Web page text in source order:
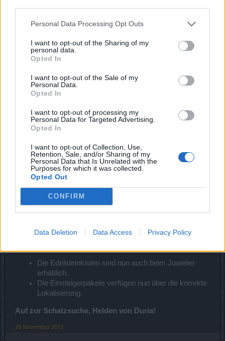
Personal Data Processing Opt Outs
I want to opt-out of the Sharing of my
personal data.
Opted In
I want to opt-out of the Sale of my
Personal Data.
Opted In
I want to opt-out of processing my
Personal Data for Targeted Advertising.
Opted In
I want to opt-out of Collection, Use,
Retention, Sale, and/or Sharing of my
Personal Data that Is Unrelated with the
Purposes for which it was collected.
Opted Out
CONFIRM
Data Deletion Data Access Privacy Policy
Die Schreckenshelme sind da! Für jeden Archetyp
gibt es nun einen neuen Helm auf Stufe 33. Die
Hognis Mine und Ellonidos erhältlich.
Wichtige Änderungen
Die Qualität der erbeutbaren Gegenstände vom
„Jabbax Laichwächter“ im Gebiet Schiffsfriedhof
Ausgewählte Bugfixes
In Kingshill wurde ein störendes Navigationsproblem
(“Hängenbleiben”) behoben.
Die Darstellung von nicht identifizierten
Gegenständen und den verschiedenen
etc.) wurde verbessert.
Die Edelsteinkisten sind nun auch beim Juwelier
erhältlich.
Die Einsteigerpakete verfügen nun über die korrekte
Lokalisierung.
Auf zur Schatzsuche, Helden von Duria!
20 November 2013